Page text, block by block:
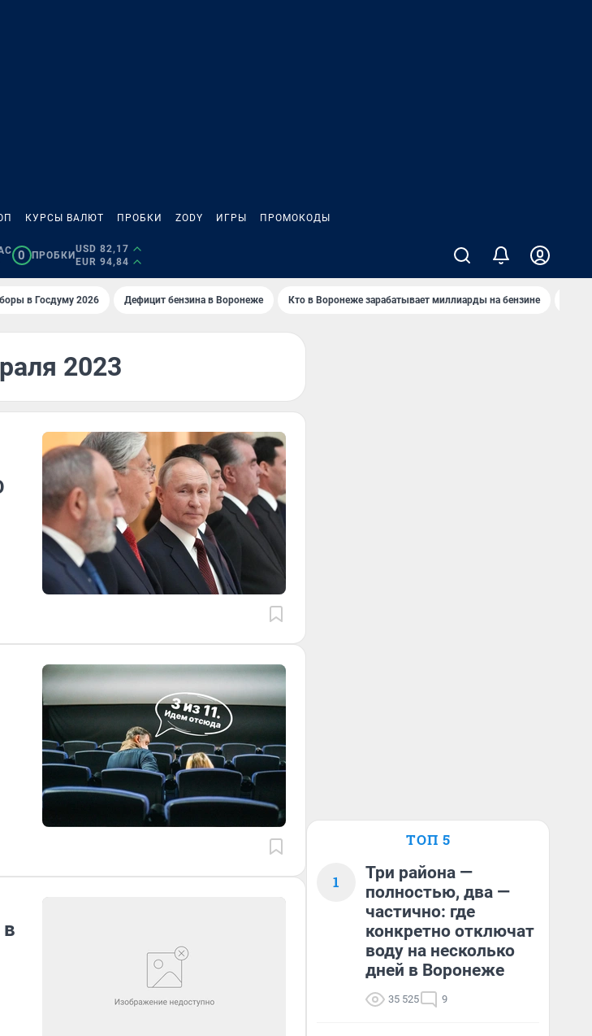
КУРСЫ ВАЛЮТ ПРОБКИ ZODY ИГРЫ ПРОМОКОДЫ
0 ПРОБКИ
USD 82,17
EUR 94,84
в Госдуму 2026 Дефицит бензина в Воронеже Кто в Воронеже зарабатывает миллиарды на бензине
2023
ТОП 5
1
Три района —
полностью, два —
частично: где
конкретно отключат
воду на несколько
дней в Воронеже
35 525 9